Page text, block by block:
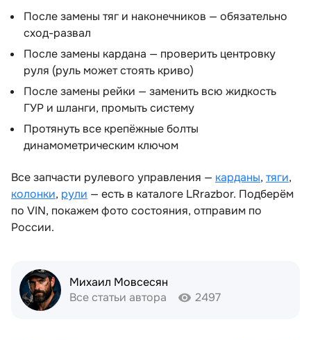
После замены тяг и наконечников — обязательно
сход-развал
После замены кардана — проверить центровку
руля (руль может стоять криво)
После замены рейки — заменить всю жидкость
ГУР и шланги, промыть систему
Протянуть все крепёжные болты
динамометрическим ключом
Все запчасти рулевого управления — карданы, тяги,
колонки, рули — есть в каталоге LRrazbor. Подберём
по VIN, покажем фото состояния, отправим по
России.
Михаил Мовсесян
Все статьи автора
2497